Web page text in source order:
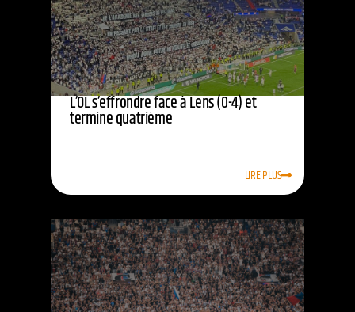
L’OL s’effrondre face à Lens (0-4) et
termine quatrième
LIRE PLUS